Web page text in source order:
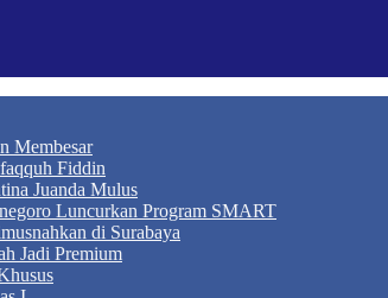
Membesar
Fiddin
Juanda Mulus
Luncurkan Program SMART
di Surabaya
Jadi Premium